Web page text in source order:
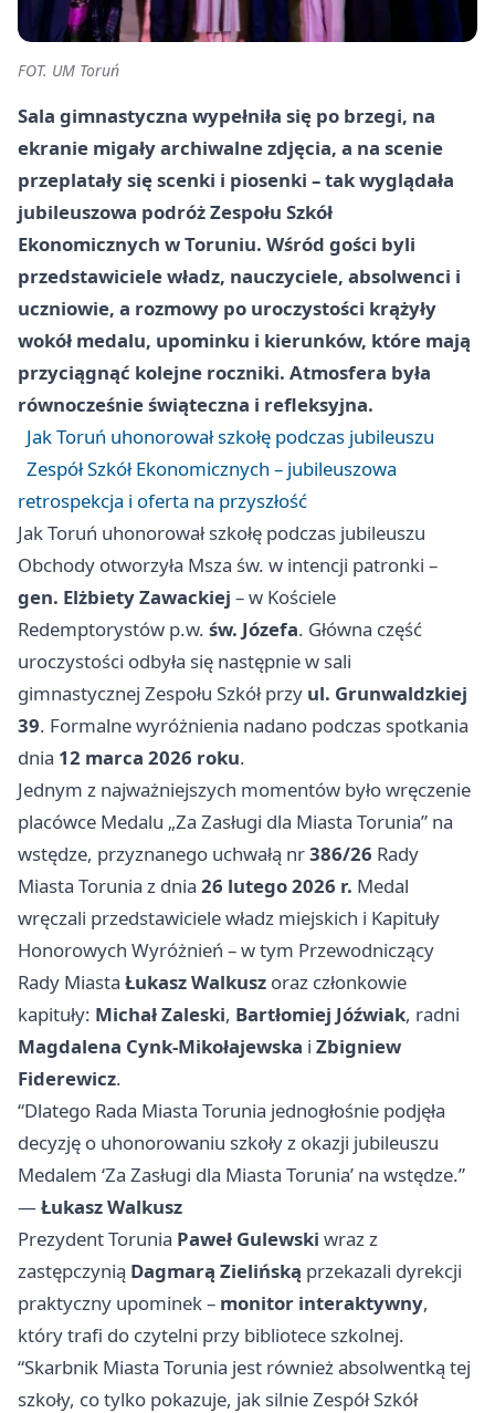
FOT. UM Toruń
Sala gimnastyczna wypełniła się po brzegi, na
ekranie migały archiwalne zdjęcia, a na scenie
przeplatały się scenki i piosenki – tak wyglądała
jubileuszowa podróż Zespołu Szkół
Ekonomicznych w Toruniu. Wśród gości byli
przedstawiciele władz, nauczyciele, absolwenci i
uczniowie, a rozmowy po uroczystości krążyły
wokół medalu, upominku i kierunków, które mają
przyciągnąć kolejne roczniki. Atmosfera była
równocześnie świąteczna i refleksyjna.
Jak Toruń uhonorował szkołę podczas jubileuszu
Zespół Szkół Ekonomicznych – jubileuszowa
retrospekcja i oferta na przyszłość
Jak Toruń uhonorował szkołę podczas jubileuszu
Obchody otworzyła Msza św. w intencji patronki –
gen. Elżbiety Zawackiej – w Kościele
Redemptorystów p.w. św. Józefa. Główna część
uroczystości odbyła się następnie w sali
gimnastycznej Zespołu Szkół przy ul. Grunwaldzkiej
39. Formalne wyróżnienia nadano podczas spotkania
dnia 12 marca 2026 roku.
Jednym z najważniejszych momentów było wręczenie
placówce Medalu „Za Zasługi dla Miasta Torunia” na
wstędze, przyznanego uchwałą nr386/26 Rady
Miasta Torunia z dnia 26 lutego 2026 r. Medal
wręczali przedstawiciele władz miejskich i Kapituły
Honorowych Wyróżnień – w tym Przewodniczący
Rady Miasta Łukasz Walkusz oraz członkowie
kapituły: Michał Zaleski, Bartłomiej Jóźwiak, radni
Magdalena Cynk-Mikołajewska i Zbigniew
Fiderewicz.
“Dlatego Rada Miasta Torunia jednogłośnie podjęła
decyzję o uhonorowaniu szkoły z okazji jubileuszu
Medalem ‘Za Zasługi dla Miasta Torunia’ na wstędze.”
— Łukasz Walkusz
Prezydent Torunia Paweł Gulewski wraz z
zastępczynią Dagmarą Zielińską przekazali dyrekcji
praktyczny upominek – monitor interaktywny,
który trafi do czytelni przy bibliotece szkolnej.
“Skarbnik Miasta Torunia jest również absolwentką tej
szkoły, co tylko pokazuje, jak silnie Zespół Szkół